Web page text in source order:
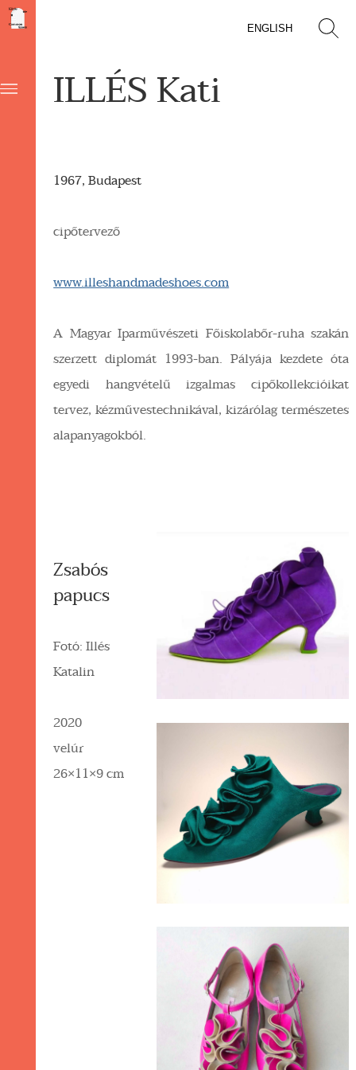
ENGLISH
ILLÉS Kati
1967, Budapest
cipőtervező
www.illeshandmadeshoes.com
A Magyar Iparművészeti Főiskolabőr-ruha szakán
szerzett diplomát 1993-ban. Pályája kezdete óta
egyedi hangvételű izgalmas cipőkollekcióikat
tervez, kézművestechnikával, kizárólag természetes
alapanyagokból.
Zsabós
papucs
Fotó: Illés
Katalin
2020
velúr
26×11×9 cm